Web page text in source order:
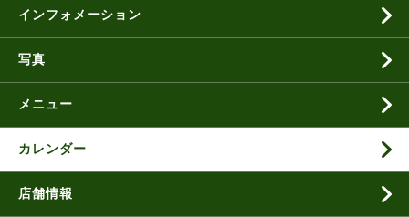
インフォメーション
写真
メニュー
カレンダー
店舗情報